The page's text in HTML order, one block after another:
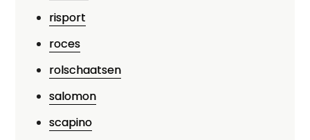
risport
roces
rolschaatsen
salomon
scapino